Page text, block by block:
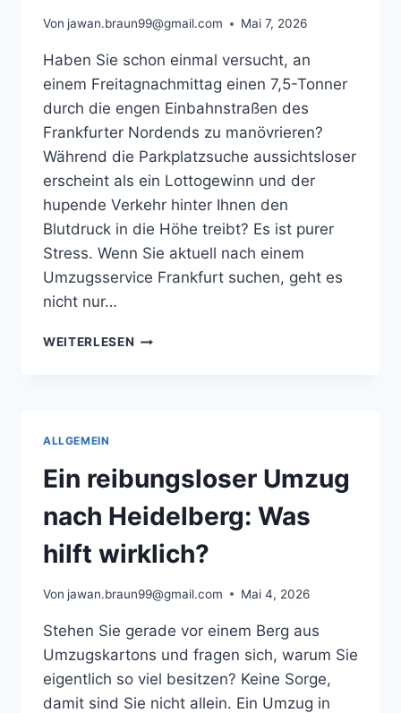
Von jawan.braun99@gmail.com Mai 7, 2026
Haben Sie schon einmal versucht, an
einem Freitagnachmittag einen 7,5-Tonner
durch die engen Einbahnstraßen des
Frankfurter Nordends zu manövrieren?
Während die Parkplatzsuche aussichtsloser
erscheint als ein Lottogewinn und der
hupende Verkehr hinter Ihnen den
Blutdruck in die Höhe treibt? Es ist purer
Stress. Wenn Sie aktuell nach einem
Umzugsservice Frankfurt suchen, geht es
nicht nur…
WEITERLESEN UMZUG
ALLGEMEIN
Ein reibungsloser Umzug
nach Heidelberg: Was
hilft wirklich?
Von jawan.braun99@gmail.com Mai 4, 2026
Stehen Sie gerade vor einem Berg aus
Umzugskartons und fragen sich, warum Sie
eigentlich so viel besitzen? Keine Sorge,
damit sind Sie nicht allein. Ein Umzug in